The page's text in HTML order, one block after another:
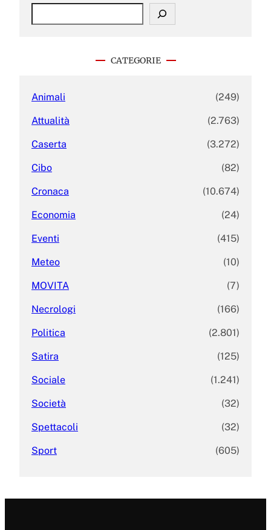
S
CATEGORIE
Animali (249)
Attualità (2.763)
Caserta (3.272)
Cibo (82)
Cronaca (10.674)
Economia (24)
Eventi (415)
Meteo (10)
MOVITA (7)
Necrologi (166)
Politica (2.801)
Satira (125)
Sociale (1.241)
Società (32)
Spettacoli (32)
Sport (605)